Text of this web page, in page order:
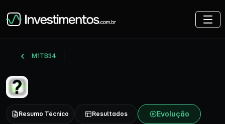
M1TB34
Resumo Técnico Resultados Evolução